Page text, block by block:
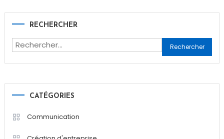
l’article
RECHERCHER
Rechercher :
CATÉGORIES
Communication